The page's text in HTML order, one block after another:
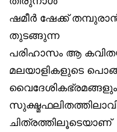
ഷമീർ ഷേക്ക്
തുടങ്ങുന്ന
പരിഹാസം ആ
മലയാളികളുടെ
വൈദേശികഭ്രമങ്ങളും
ചിത്രത്തിലൂടെയാണ്